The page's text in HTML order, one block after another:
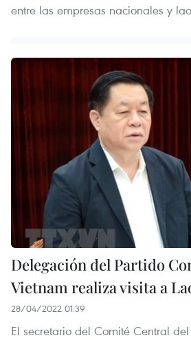
entre las empresas nacionales y
Delegación del Partido
Vietnam realiza visita a
28/04/2022 01:39
El secretario del Comité Central